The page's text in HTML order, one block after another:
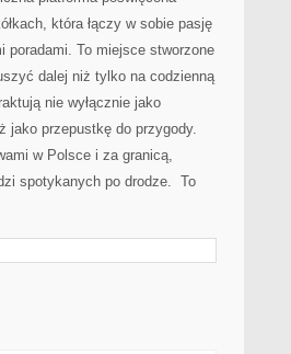
która łączy w sobie pasję
poradami. To miejsce stworzone
dalej niż tylko na codzienną
nie wyłącznie jako
jako przepustkę do przygody.
w Polsce i za granicą,
spotykanych po drodze. To